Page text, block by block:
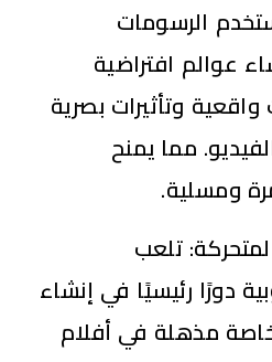
الرسومات
عوالم افتراضية
وتأثيرات بصرية
مما يمنح
ومسلية.
تلعب
دورًا رئيسيًا في إنشاء
مذهلة في أفلام